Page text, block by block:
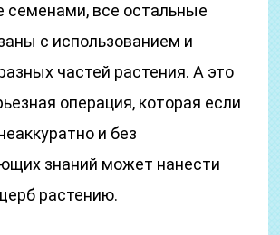
семенами, все остальные
с использованием и
частей растения. А это
операция, которая если
и без
знаний может нанести
растению.